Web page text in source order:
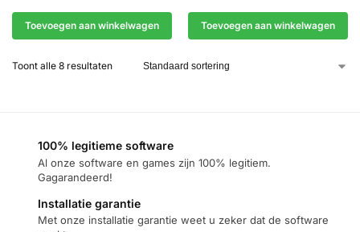
Toevoegen aan winkelwagen Toevoegen aan winkelwagen
Toont alle 8 resultaten
100% legitieme software
Al onze software en games zijn 100% legitiem.
Gagarandeerd!
Installatie garantie
Met onze installatie garantie weet u zeker dat de software